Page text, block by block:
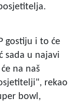
gostiju i to će
sada u najavi
na naš
rekao
bowl,